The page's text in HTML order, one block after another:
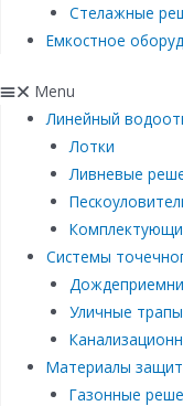
Стелажные
Емкостное
Menu
Линейный
Лотки
Ливневые
Системы
Уличные трапы
Материалы
Газонные